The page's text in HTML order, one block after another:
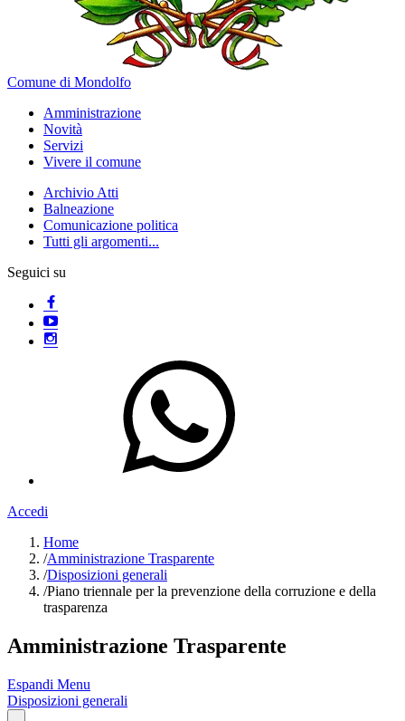
Comune di Mondolfo
Amministrazione
Novità
Servizi
Vivere il comune
Archivio Atti
Balneazione
Comunicazione politica
Tutti gli argomenti...
Seguici su
Accedi
Home
/Amministrazione Trasparente
/Disposizioni generali
/Piano triennale per la prevenzione della corruzione e della
trasparenza
Amministrazione Trasparente
Espandi Menu
Disposizioni generali